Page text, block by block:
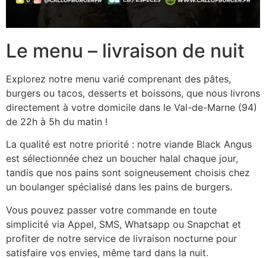
Le menu – livraison de nuit
Explorez notre menu varié comprenant des pâtes,
burgers ou tacos, desserts et boissons, que nous livrons
directement à votre domicile dans le Val-de-Marne (94)
de 22h à 5h du matin !
La qualité est notre priorité : notre viande Black Angus
est sélectionnée chez un boucher halal chaque jour,
tandis que nos pains sont soigneusement choisis chez
un boulanger spécialisé dans les pains de burgers.
Vous pouvez passer votre commande en toute
simplicité via Appel, SMS, Whatsapp ou Snapchat et
profiter de notre service de livraison nocturne pour
satisfaire vos envies, même tard dans la nuit.